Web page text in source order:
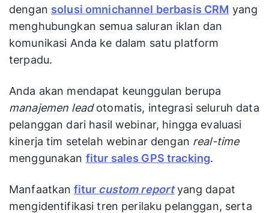
dengan solusi omnichannel berbasis CRM yang
menghubungkan semua saluran iklan dan
komunikasi Anda ke dalam satu platform
terpadu.
Anda akan mendapat keunggulan berupa
manajemen leadotomatis, integrasi seluruh data
pelanggan dari hasil webinar, hingga evaluasi
kinerja tim setelah webinar dengan real-time
menggunakan fitur sales GPS tracking.
Manfaatkan fitur custom report yang dapat
mengidentifikasi tren perilaku pelanggan, serta